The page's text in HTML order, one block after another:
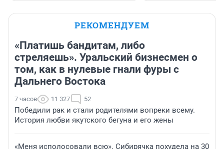
РЕКОМЕНДУЕМ
«Платишь бандитам, либо
стреляешь». Уральский бизнесмен о
том, как в нулевые гнали фуры с
Дальнего Востока
7 часов 11 327 52
Победили рак и стали родителями вопреки всему.
История любви якутского бегуна и его жены
«Меня исполосовали всю». Сибирячка похудела на 30